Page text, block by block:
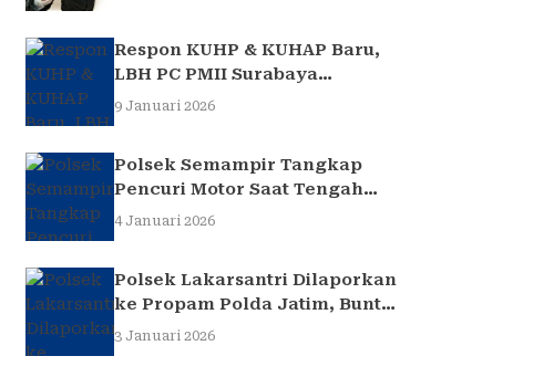
Respon KUHP & KUHAP Baru,
LBH PC PMII Surabaya
Selenggarakan Sarasehan
9 Januari 2026
Polsek Semampir Tangkap
Pencuri Motor Saat Tengah
Jadi Amuk Massa
4 Januari 2026
Polsek Lakarsantri Dilaporkan
ke Propam Polda Jatim, Buntut
Kasus Nenek Elina
3 Januari 2026